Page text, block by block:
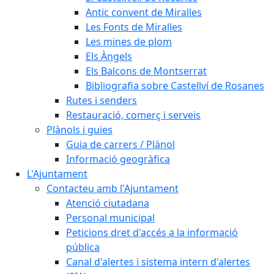
Antic convent de Miralles
Les Fonts de Miralles
Les mines de plom
Els Àngels
Els Balcons de Montserrat
Bibliografia sobre Castellví de Rosanes
Rutes i senders
Restauració, comerç i serveis
Plànols i guies
Guia de carrers / Plànol
Informació geogràfica
L'Ajuntament
Contacteu amb l'Ajuntament
Atenció ciutadana
Personal municipal
Peticions dret d'accés a la informació
pública
Canal d'alertes i sistema intern d'alertes